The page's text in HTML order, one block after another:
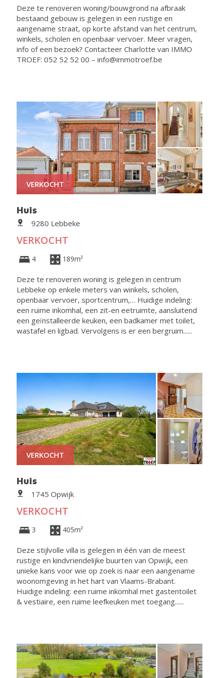
Deze te renoveren woning/bouwgrond na afbraak
bestaand gebouw is gelegen in een rustige en
aangename straat, op korte afstand van het centrum,
winkels, scholen en openbaar vervoer. Meer vragen,
info of een bezoek? Contacteer Charlotte van IMMO
TROEF: 052 52 52 00 – info@immotroef.be
VERKOCHT
Huis
9280 Lebbeke
VERKOCHT
4 189m²
Deze te renoveren woning is gelegen in centrum
Lebbeke op enkele meters van winkels, scholen,
openbaar vervoer, sportcentrum,… Huidige indeling:
een ruime inkomhal, een zit-en eetruimte, aansluitend
een geïnstalleerde keuken, een badkamer met toilet,
wastafel en ligbad. Vervolgens is er een bergruim......
VERKOCHT
Huis
1745 Opwijk
VERKOCHT
3 405m²
Deze stijlvolle villa is gelegen in één van de meest
rustige en kindvriendelijke buurten van Opwijk, een
unieke kans voor wie op zoek is naar een aangename
woonomgeving in het hart van Vlaams-Brabant.
Huidige indeling: een ruime inkomhal met gastentoilet
& vestiaire, een ruime leefkeuken met toegang......